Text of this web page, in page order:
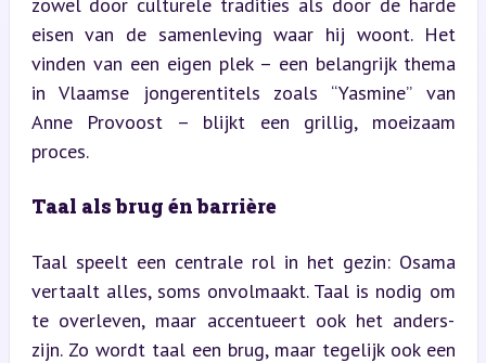
eisen van de samenleving waar hij woont. Het
vinden van een eigen plek – een belangrijk thema
in Vlaamse jongerentitels zoals “Yasmine” van
Anne Provoost – blijkt een grillig, moeizaam
proces.
Taal als brug én barrière
Taal speelt een centrale rol in het gezin: Osama
vertaalt alles, soms onvolmaakt. Taal is nodig om
te overleven, maar accentueert ook het anders-
zijn. Zo wordt taal een brug, maar tegelijk ook een